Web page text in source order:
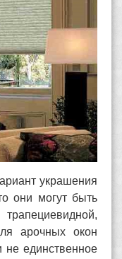
украшения
они могут быть
арочных окон
не единственное